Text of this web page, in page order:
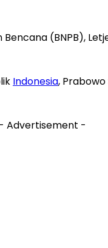
(BNPB),
Indonesia,
- Advertisement -